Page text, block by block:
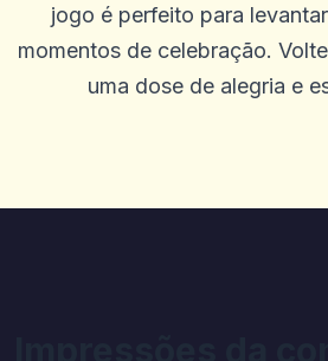
jogo é perfeito para
momentos de celebração.
uma dose de alegria e
H
2025-10-03 11:10:46
Eles trabalham bem com as pessoas
0 0